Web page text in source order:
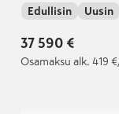
Edullisin Uusin
37 590 €
Osamaksu alk. 419